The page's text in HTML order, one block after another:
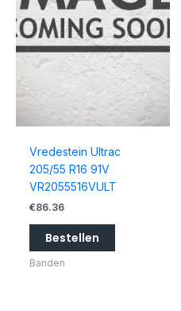
Vredestein Ultrac
205/55 R16 91V
VR2055516VULT
€86.36
Bestellen
Banden